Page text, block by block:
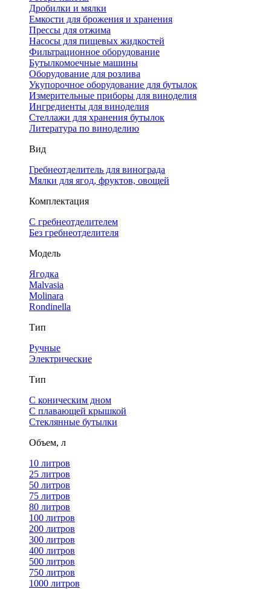
Дробилки и мялки
Емкости для брожения и хранения
Прессы для отжима
Насосы для пищевых жидкостей
Фильтрационное оборудование
Бутылкомоечные машины
Оборудование для розлива
Укупорочное оборудование для бутылок
Измерительные приборы для виноделия
Ингредиенты для виноделия
Стеллажи для хранения бутылок
Литература по виноделию
Вид
Гребнеотделитель для винограда
Мялки для ягод, фруктов, овощей
Комплектация
С гребнеотделителем
Без гребнеотделителя
Модель
Ягодка
Malvasia
Molinara
Rondinella
Тип
Ручные
Электрические
Тип
С коническим дном
С плавающей крышкой
Стеклянные бутылки
Объем, л
10 литров
25 литров
50 литров
75 литров
80 литров
100 литров
200 литров
300 литров
400 литров
500 литров
750 литров
1000 литров